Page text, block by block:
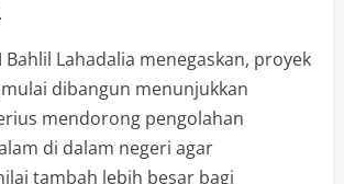
Bahlil Lahadalia menegaskan, proyek
dibangun menunjukkan
mendorong pengolahan
di dalam negeri agar
tambah lebih besar bagi